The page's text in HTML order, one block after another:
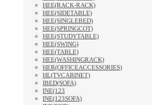
HEE(RACK-RACK)
HEE(SIDETABLE)
HEE(SINGLEBED)
HEE(SPRINGCOT)
HEE(STUDYTABLE)
HEE(SWING)
HEE(TABLE)
HEE(WASHINGRACK)
HER(OFFICEACCESSORIES)
HL(TVCABINET)
IBED(SOFA)
INE(123
INE(123SOFA)